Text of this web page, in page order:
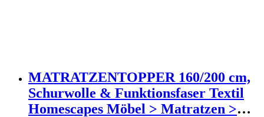
MATRATZENTOPPER 160/200 cm,
Schurwolle & Funktionsfaser Textil
Homescapes Möbel > Matratzen >